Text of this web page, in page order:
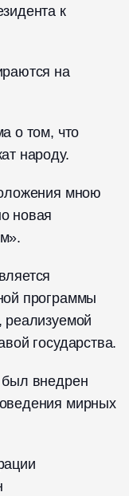
к
на
о том, что
народу.
мною
новая
программы
реализуемой
государства.
внедрен
мирных